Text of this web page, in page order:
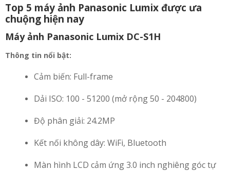
Top 5 máy ảnh Panasonic Lumix được ưa
chuộng hiện nay
Máy ảnh Panasonic Lumix DC-S1H
Thông tin nổi bật:
Cảm biến: Full-frame
Dải ISO: 100 - 51200 (mở rộng 50 - 204800)
Độ phân giải: 24.2MP
Kết nối không dây: WiFi, Bluetooth
Màn hình LCD cảm ứng 3.0 inch nghiêng góc tự